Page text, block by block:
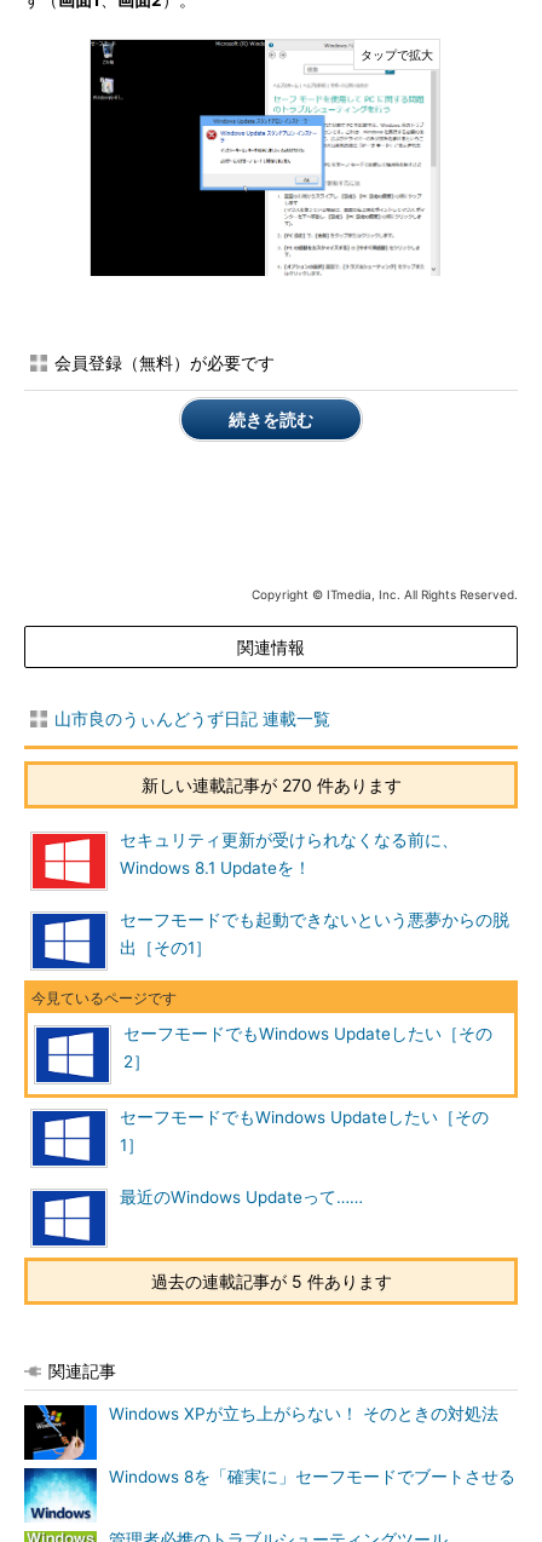
ストーラー形式」（.msu）の更新プログラムをインストール
ows Update（wuauserv）関連サービスの実行を許可する
と、更新プログラムのインストールが可能になる
「Windows Update」コントロールパネルがない！
Windows Update関連のサービスを「セーフモードとネットワ
ーク」で許可すれば、Windows Updateスタンドアロンインスト
ーラーの実行だけでなく、Windows Updateも実行できるように
なるはずです。
しかし、Windows Vista以降のPCを「セーフモードとネットワ
ーク」で起動して「コントロールパネル」を開くと、通常起動時
よりも表示される項目が少ないことに気が付くでしょう。そし
て、「セーフモードとネットワーク」で起動したPCの「コント
ロールパネル」の中には、Windows Updateは見当たりません。
これは「セーフモード」の場合も同様です。
Windows Updateのユーザーインターフェイス（UI）は、次の
いずれかのコマンドラインを実行して開くことができます。しか
し、「セーフモードとネットワーク」でこれらのコマンドを実行
しても、何も起きません（
control.exe /name Microsoft.WindowsUpdate
wuauclt.exe /showWindowsUpdate または /showWU
会員登録（無料）が必要です
続きを読む
Copyright © ITmedia, Inc. All Rights Reserved.
関連情報
山市良のうぃんどうず日記 連載一覧
新しい連載記事が 270 件あります
セキュリティ更新が受けられなくなる前に、
Windows 8.1 Updateを！
セーフモードでも起動できないという悪夢からの脱
出［その1］
セーフモードでもWindows Updateしたい［その
2］
セーフモードでもWindows Updateしたい［その
1］
最近のWindows Updateって……
過去の連載記事が 5 件あります
関連記事
Windows XPが立ち上がらない！ そのときの対処法
Windows 8を「確実に」セーフモードでブートさせる